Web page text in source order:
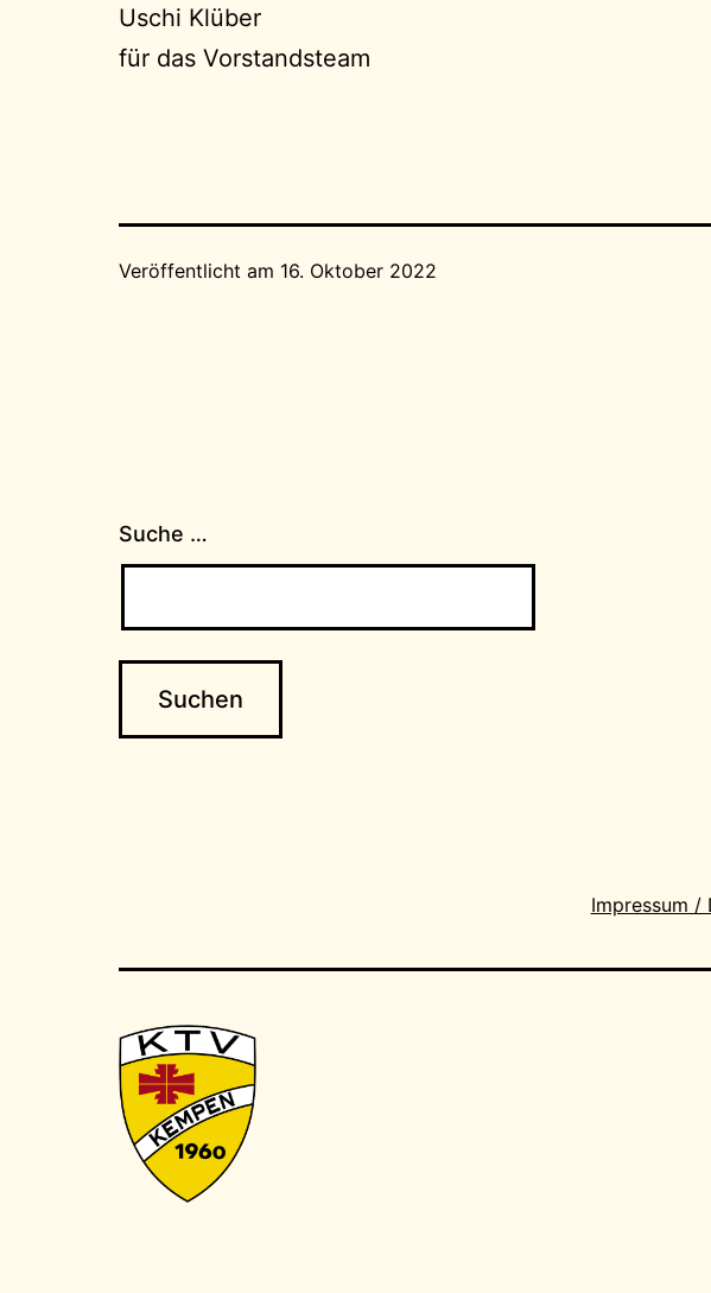
Uschi Klüber
für das Vorstandsteam
Veröffentlicht am 16. Oktober 2022
Suche …
Impressum /